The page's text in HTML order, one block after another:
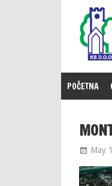
content
POČETNA
May